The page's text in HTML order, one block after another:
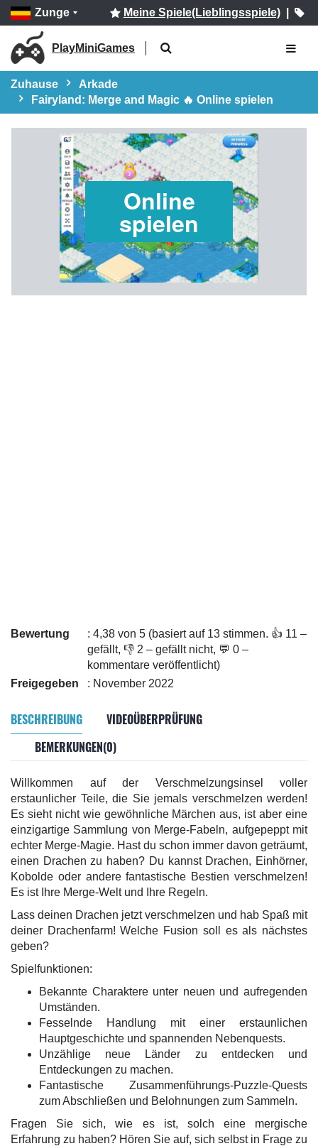
Zunge Meine Spiele(Lieblingsspiele)|
PlayMiniGames
Zuhause
Arkade
Fairyland: Merge and Magic 🔥 Online spielen
Online
spielen
Bewertung
: 4,38 von 5 (basiert auf 13 stimmen. 👍 11 –
gefällt, 👎 2 – gefällt nicht, 💬 0 –
kommentare veröffentlicht)
Freigegeben
: November 2022
BESCHREIBUNG
VIDEOÜBERPRÜFUNG
BEMERKUNGEN(0)
Willkommen auf der Verschmelzungsinsel voller
erstaunlicher Teile, die Sie jemals verschmelzen werden!
Es sieht nicht wie gewöhnliche Märchen aus, ist aber eine
einzigartige Sammlung von Merge-Fabeln, aufgepeppt mit
echter Merge-Magie. Hast du schon immer davon geträumt,
einen Drachen zu haben? Du kannst Drachen, Einhörner,
Kobolde oder andere fantastische Bestien verschmelzen!
Es ist Ihre Merge-Welt und Ihre Regeln.
Lass deinen Drachen jetzt verschmelzen und hab Spaß mit
deiner Drachenfarm! Welche Fusion soll es als nächstes
geben?
Spielfunktionen:
Bekannte Charaktere unter neuen und aufregenden
Umständen.
Fesselnde Handlung mit einer erstaunlichen
Hauptgeschichte und spannenden Nebenquests.
Unzählige neue Länder zu entdecken und
Entdeckungen zu machen.
Fantastische Zusammenführungs-Puzzle-Quests
zum Abschließen und Belohnungen zum Sammeln.
Fragen Sie sich, wie es ist, solch eine mergische
Erfahrung zu haben? Hören Sie auf, sich selbst in Frage zu